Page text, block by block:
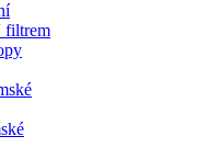
filtrem